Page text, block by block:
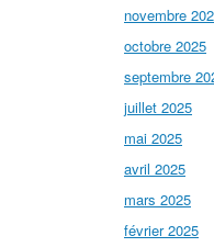
novembre
octobre 2025
septembre
juillet 2025
mai 2025
avril 2025
mars 2025
février 2025